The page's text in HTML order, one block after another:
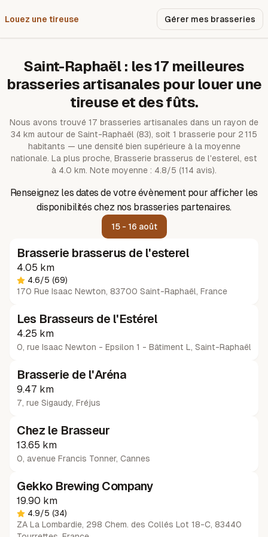
Louez une tireuse Gérer mes brasseries
Saint-Raphaël: les17 meilleures
brasseries artisanales pour louer une
tireuse et des fûts.
Nous avons trouvé 17 brasseries artisanales dans un rayon de
34 km autour de Saint-Raphaël (83), soit 1 brasserie pour 2 115
habitants — une densité bien supérieure à la moyenne
nationale. La plus proche, Brasserie brasserus de l'esterel, est
à 4.0 km. Note moyenne : 4.8/5 (114 avis).
Renseignez les dates de votre évènement pour afficher les
disponibilités chez nos brasseries partenaires.
15 - 16 août
Brasserie brasserus de l'esterel
4.05 km
4.6/5 (69)
170 Rue Isaac Newton, 83700 Saint-Raphaël, France
Les Brasseurs de l'Estérel
4.25 km
0, rue Isaac Newton - Epsilon 1 - Bâtiment L, Saint-Raphaël
Brasserie de l'Aréna
9.47 km
7, rue Sigaudy, Fréjus
Chez le Brasseur
13.65 km
0, avenue Francis Tonner, Cannes
Gekko Brewing Company
19.90 km
4.9/5 (34)
ZA La Lombardie, 298 Chem. des Collés Lot 18-C, 83440